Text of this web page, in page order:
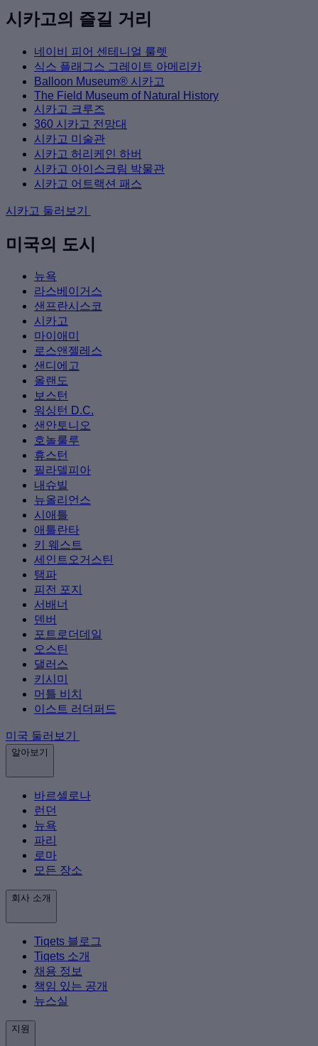
시카고의 즐길 거리
네이비 피어 센테니얼 룰렛
식스 플래그스 그레이트 아메리카
Balloon Museum® 시카고
The Field Museum of Natural History
시카고 크루즈
360 시카고 전망대
시카고 미술관
시카고 허리케인 하버
시카고 아이스크림 박물관
시카고 어트랙션 패스
시카고 둘러보기
미국의 도시
뉴욕
라스베이거스
샌프란시스코
시카고
마이애미
로스앤젤레스
샌디에고
올랜도
보스턴
워싱턴 D.C.
샌안토니오
호놀룰루
휴스턴
필라델피아
내슈빌
뉴올리언스
시애틀
애틀란타
키 웨스트
세인트오거스틴
탬파
피전 포지
서배너
덴버
포트로더데일
오스틴
댈러스
키시미
머틀 비치
이스트 러더퍼드
미국 둘러보기
알아보기
바르셀로나
런던
뉴욕
파리
로마
모든 장소
회사 소개
Tiqets 블로그
Tiqets 소개
채용 정보
책임 있는 공개
뉴스실
지원